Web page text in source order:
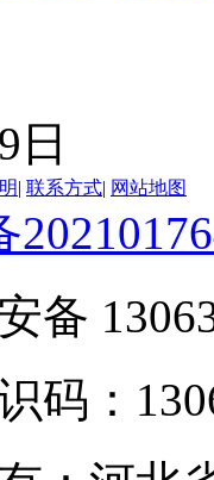
日
| 联系方式| 网站地图
备
码：